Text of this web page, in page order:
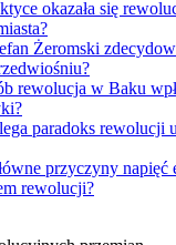
okazała się
Żeromski
rewolucja w Baku
paradoks rewolucji
przyczyny
rewolucji?